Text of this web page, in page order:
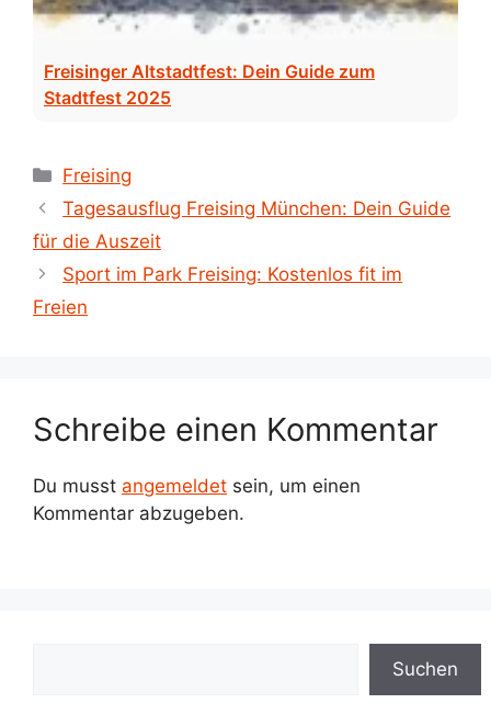
Freisinger Altstadtfest: Dein Guide zum
Stadtfest 2025
Kategorien
Freising
Tagesausflug Freising München: Dein Guide
für die Auszeit
Sport im Park Freising: Kostenlos fit im
Freien
Schreibe einen Kommentar
Du musst angemeldet sein, um einen
Kommentar abzugeben.
Suchen